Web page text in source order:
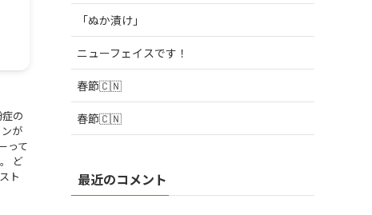
の
が
って
ど
ト
「ぬか漬け」
ニューフェイスです！
春節🇨🇳
春節🇨🇳
最近のコメント